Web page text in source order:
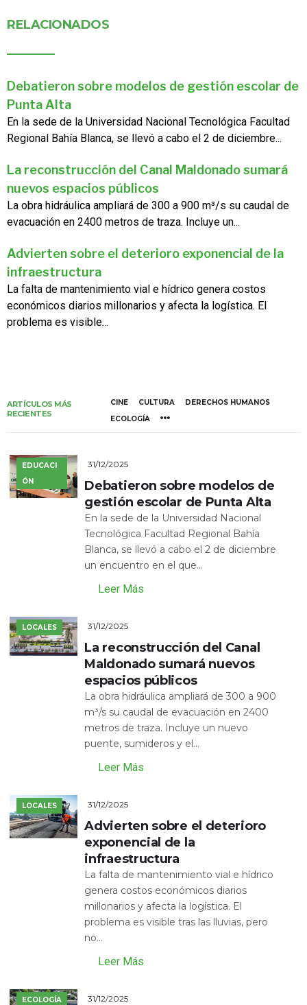
RELACIONADOS
Debatieron sobre modelos de gestión escolar de
Punta Alta
En la sede de la Universidad Nacional Tecnológica Facultad
Regional Bahía Blanca, se llevó a cabo el 2 de diciembre...
La reconstrucción del Canal Maldonado sumará
nuevos espacios públicos
La obra hidráulica ampliará de 300 a 900 m³/s su caudal de
evacuación en 2400 metros de traza. Incluye un...
Advierten sobre el deterioro exponencial de la
infraestructura
La falta de mantenimiento vial e hídrico genera costos
económicos diarios millonarios y afecta la logística. El
problema es visible...
ARTÍCULOS MÁS
RECIENTES
CINE CULTURA
DERECHOS HUMANOS
ECOLOGÍA
EDUCACI
ÓN
31/12/2025
Debatieron sobre modelos de
gestión escolar de Punta Alta
En la sede de la Universidad Nacional
Tecnológica Facultad Regional Bahía
Blanca, se llevó a cabo el 2 de diciembre
un encuentro en el que...
Leer Más
LOCALES 31/12/2025
La reconstrucción del Canal
Maldonado sumará nuevos
espacios públicos
La obra hidráulica ampliará de 300 a 900
m³/s su caudal de evacuación en 2400
metros de traza. Incluye un nuevo
puente, sumideros y el...
Leer Más
LOCALES 31/12/2025
Advierten sobre el deterioro
exponencial de la
infraestructura
La falta de mantenimiento vial e hídrico
genera costos económicos diarios
millonarios y afecta la logística. El
problema es visible tras las lluvias, pero
no...
Leer Más
ECOLOGÍA 31/12/2025